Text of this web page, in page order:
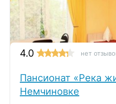
4.0 нет
Пансионат «Река
Немчиновке